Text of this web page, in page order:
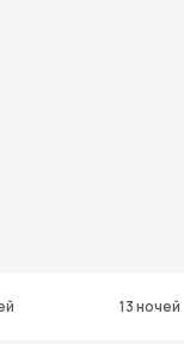
13 ночей